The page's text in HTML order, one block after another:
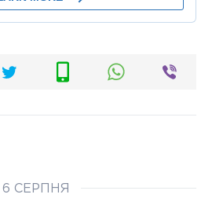
6 СЕРПНЯ